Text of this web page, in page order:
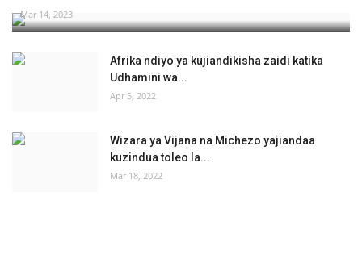
Mar 14, 2023
Afrika ndiyo ya kujiandikisha zaidi katika
Udhamini wa...
Apr 5, 2022
Wizara ya Vijana na Michezo yajiandaa
kuzindua toleo la...
Mar 18, 2022